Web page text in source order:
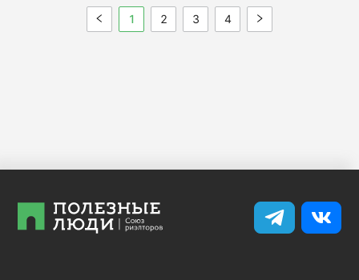
1 2 3 4